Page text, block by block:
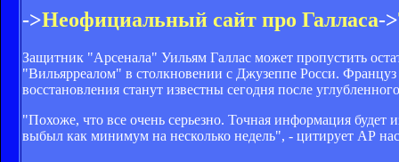
->Неофициальный сайт про Галласа->
Защитник "Арсенала" Уильям Галлас может пропустить
"Вильярреалом" в столкновении с Джузеппе Росси.
восстановления станут известны сегодня после
"Похоже, что все очень серьезно. Точная информация
выбыл как минимум на несколько недель", - цитирует АР